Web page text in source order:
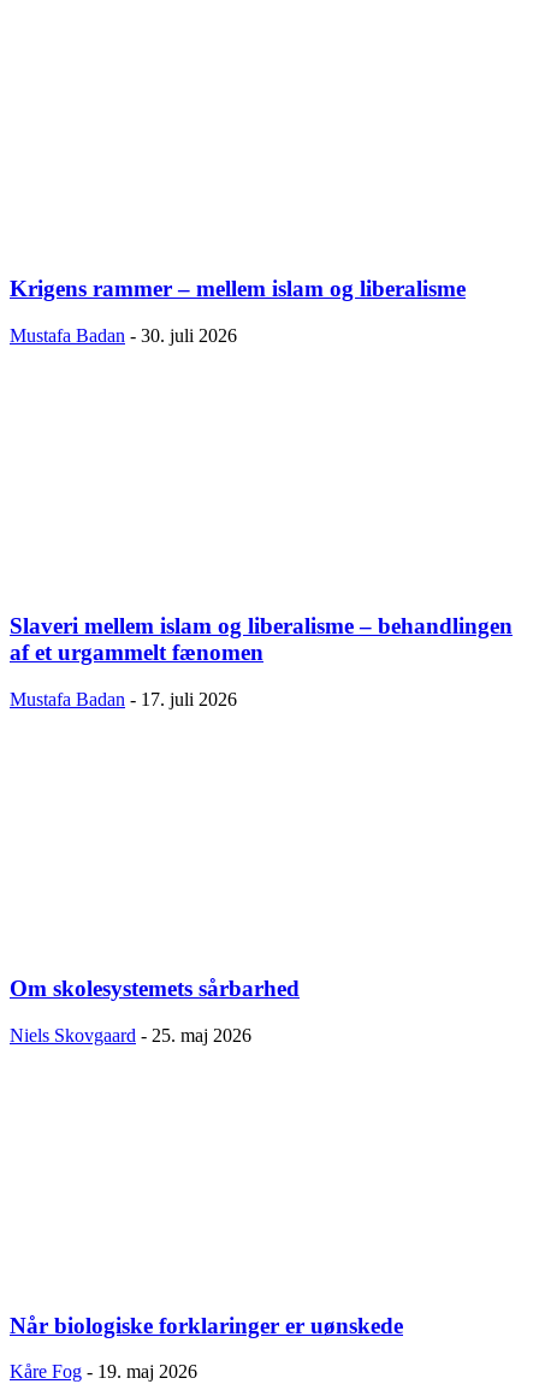
Krigens rammer – mellem islam og liberalisme
Mustafa Badan - 30. juli 2026
Slaveri mellem islam og liberalisme – behandlingen
af et urgammelt fænomen
Mustafa Badan - 17. juli 2026
Om skolesystemets sårbarhed
Niels Skovgaard - 25. maj 2026
Når biologiske forklaringer er uønskede
Kåre Fog - 19. maj 2026